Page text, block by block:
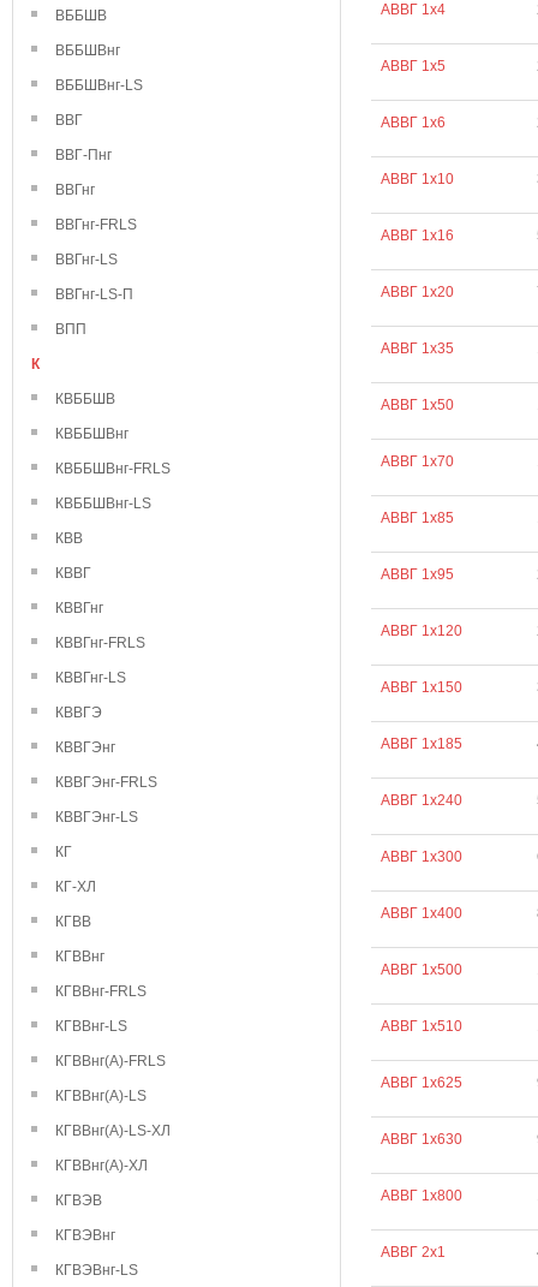
ВББШВ
ВББШВнг
ВББШВнг-LS
ВВГ
ВВГ-Пнг
ВВГнг
ВВГнг-FRLS
ВВГнг-LS
ВВГнг-LS-П
ВПП
К
КВББШВ
КВББШВнг
КВББШВнг-FRLS
КВББШВнг-LS
КВВ
КВВГ
КВВГнг
КВВГнг-FRLS
КВВГнг-LS
КВВГЭ
КВВГЭнг
КВВГЭнг-FRLS
КВВГЭнг-LS
КГ
КГ-ХЛ
КГВВ
КГВВнг
КГВВнг-FRLS
КГВВнг-LS
КГВВнг(А)-FRLS
КГВВнг(А)-LS
КГВВнг(А)-LS-ХЛ
КГВВнг(А)-ХЛ
КГВЭВ
КГВЭВнг
КГВЭВнг-LS
АВВГ 1х4
АВВГ 1х5
АВВГ 1х6
АВВГ 1х10
АВВГ 1х16
АВВГ 1х20
АВВГ 1х35
АВВГ 1х50
АВВГ 1х70
АВВГ 1х85
АВВГ 1х95
АВВГ 1х120
АВВГ 1х150
АВВГ 1х185
АВВГ 1х240
АВВГ 1х300
АВВГ 1х400
АВВГ 1х500
АВВГ 1х510
АВВГ 1х625
АВВГ 1х630
АВВГ 1х800
АВВГ 2х1